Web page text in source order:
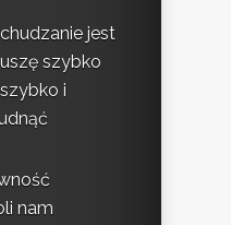
jest
szybko
i
nam